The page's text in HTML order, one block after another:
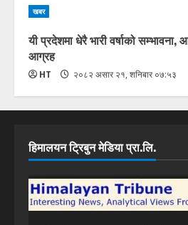
खबर
यी प्रदेशमा धेरै भारी वर्षाको
आग्रह
HT २०८२ असार २१, शनिबार ०७:५३
हिमालयन ट्रिबुन मेडिया प्रा.लि.